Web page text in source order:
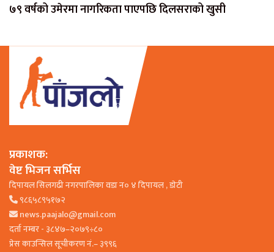
७९ वर्षको उमेरमा नागरिकता पाएपछि दिलसराको खुसी
प्रकाशक:
वेष्ट भिजन सर्भिस
दिपायल सिलगढी नगरपालिका वडा न० ४ दिपायल , डाेटी
९८६५८९५१७२
news.paajalo@gmail.com
दर्ता नम्बर - ३८४७–२०७९÷८०
प्रेस काउन्सिल सूचीकरण नं.– ३९९६